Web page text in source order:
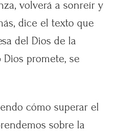
volverá a sonreír y
dice el texto que
del Dios de la
promete, se
cómo superar el
sobre la